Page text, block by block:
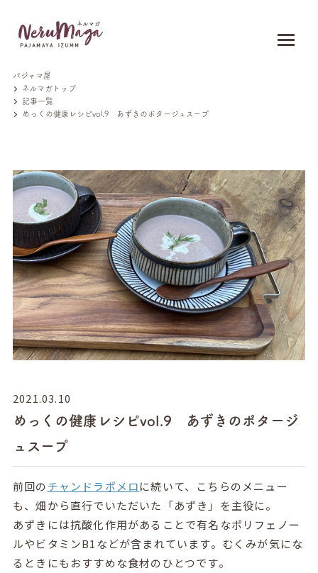
パジャマ屋
ネルマガトップ
記事一覧
めっくの健康レシピvol.9 あずきのポタージュスープ
2021.03.10
めっくの健康レシピvol.9 あずきのポタージ
ュスープ
前回のチャンドラポメロに続いて、こちらのメニュー
も、畑から直行でいただいた「あずき」を主役に。
あずきには抗酸化作用があることで有名なポリフェノー
ルやビタミンB1などが含まれています。むくみが気にな
るときにもおすすめな食材のひとつです。